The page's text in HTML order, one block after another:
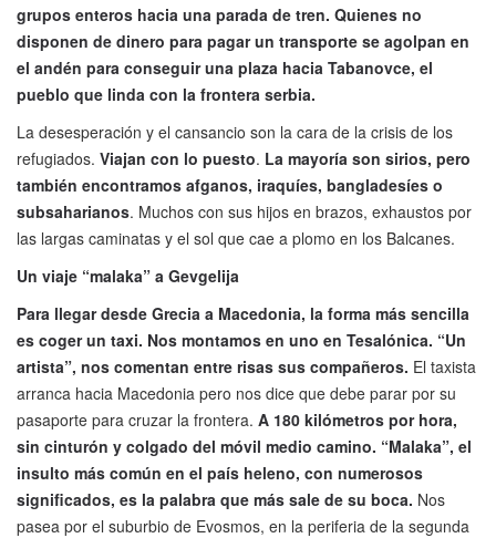
grupos enteros hacia una parada de tren. Quienes no
disponen de dinero para pagar un transporte se agolpan en
el andén para conseguir una plaza hacia Tabanovce, el
pueblo que linda con la frontera serbia.
La desesperación y el cansancio son la cara de la crisis de los
refugiados. Viajan con lo puesto. La mayoría son sirios, pero
también encontramos afganos, iraquíes, bangladesíes o
subsaharianos. Muchos con sus hijos en brazos, exhaustos por
las largas caminatas y el sol que cae a plomo en los Balcanes.
Un viaje “malaka” a Gevgelija
Para llegar desde Grecia a Macedonia, la forma más sencilla
es coger un taxi. Nos montamos en uno en Tesalónica. “Un
artista”, nos comentan entre risas sus compañeros. El taxista
arranca hacia Macedonia pero nos dice que debe parar por su
pasaporte para cruzar la frontera. A 180 kilómetros por hora,
sin cinturón y colgado del móvil medio camino. “Malaka”, el
insulto más común en el país heleno, con numerosos
significados, es la palabra que más sale de su boca. Nos
pasea por el suburbio de Evosmos, en la periferia de la segunda